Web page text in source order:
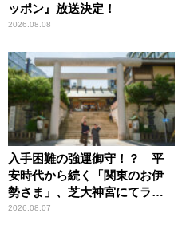
ッポン』放送決定！
2026.08.08
入手困難の強運御守！？ 平
安時代から続く「関東のお伊
勢さま」、芝大神宮にてラン
パンプスが合格祈願！
2026.08.07